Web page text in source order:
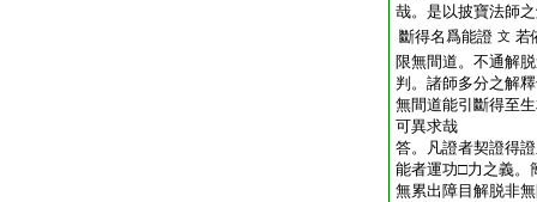
哉。是以披寶法師
斷得名爲能證 文 若
限無間道。不通解
判。諸師多分之解
無間道能引斷得至
可異求哉
答。凡證者契證得
能者運功□力之義。
無累出障目解脱非